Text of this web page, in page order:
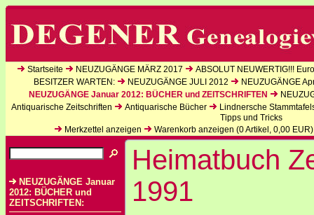
Startseite NEUZUGÄNGE MÄRZ 2017
ABSOLUT NEUWERTIG!!!
BESITZER WARTEN:
NEUZUGÄNGE JULI 2012
NEUZUGÄNGE
NEUZUGÄNGE Januar 2012: BÜCHER und ZEITSCHRIFTEN
Antiquarische Zeitschriften
Antiquarische Bücher
Lindnersche
Tipps und Tricks
Merkzettel anzeigen
Warenkorb anzeigen (0Artikel, 0,00 EUR)
NEUZUGÄNGE Januar
2012: BÜCHER und
ZEITSCHRIFTEN:
Heimatbuch
1991